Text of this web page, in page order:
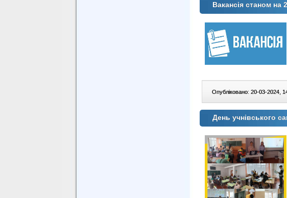
Вакансія станом на
Опубліковано: 20-03-2024,
День учнівського